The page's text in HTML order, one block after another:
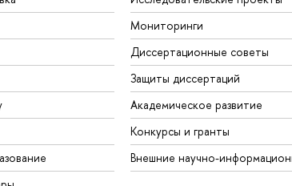
Мониторинги
Диссертационные советы
Защиты диссертаций
Академическое развитие
Конкурсы и гранты
Внешние научно-